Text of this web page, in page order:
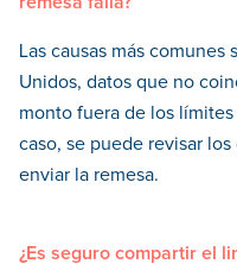
Las causas más
Unidos, datos que no
monto fuera de los
caso, se puede revisar
enviar la remesa.
¿Es seguro compartir el